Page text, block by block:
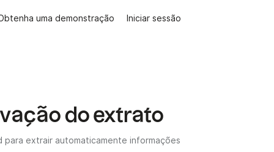
uma demonstração Iniciar sessão
do extrato
para extrair automaticamente informações